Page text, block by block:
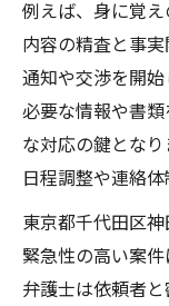
例えば、身に覚
内容の精査と事
通知や交渉を開
必要な情報や書
な対応の鍵となり
日程調整や連絡
東京都千代田区
緊急性の高い案件
弁護士は依頼者